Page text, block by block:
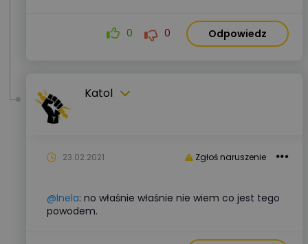
0 0 Odpowiedz
Katol
Zgłoś naruszenie
23.02.2021
@Inela: no właśnie właśnie nie wiem co jest tego
powodem.